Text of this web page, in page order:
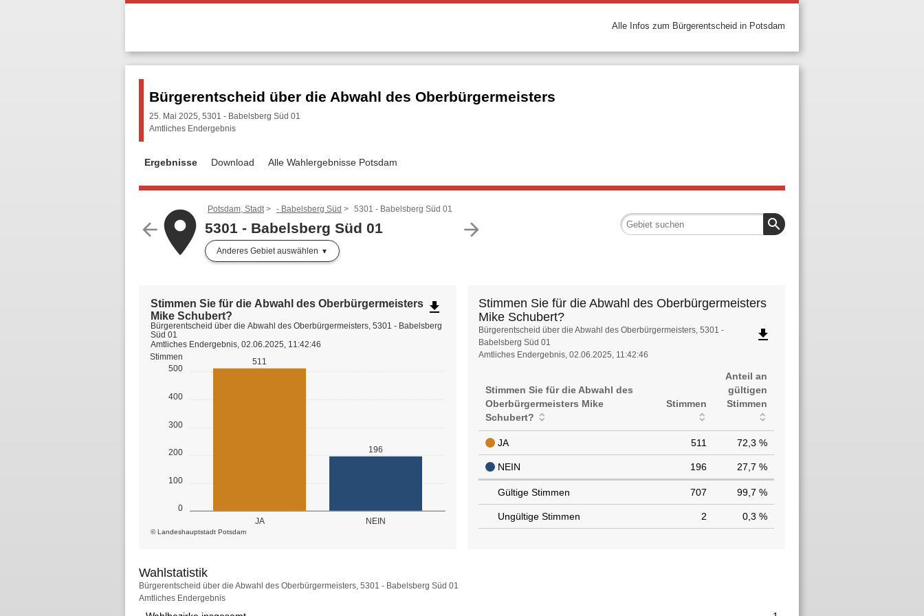
Alle Infos zum Bürgerentscheid in Potsdam
Bürgerentscheid über die Abwahl des Oberbürgermeisters
25. Mai 2025, 5301 - Babelsberg Süd 01
Amtliches Endergebnis
Ergebnisse Download Alle Wahlergebnisse Potsdam
arrow_back arrow_forward
placePotsdam, Stadt - Babelsberg Süd 5301 - Babelsberg Süd 01
5301 - Babelsberg Süd 01
Anderes Gebiet auswählen
search
0
100
200
300
400
500
Stimmen
JA NEIN
511
196
© Landeshauptstadt Potsdam
Stimmen Sie für die Abwahl des Oberbürgermeisters
Mike Schubert?
Bürgerentscheid über die Abwahl des Oberbürgermeisters, 5301 - Babelsberg
Süd 01
Amtliches Endergebnis, 02.06.2025, 11:42:46
file_download
Stimmen Sie für die Abwahl des Oberbürgermeisters
Mike Schubert?
Stimmen
Sie
für
Abwahl
des
Oberbürgermeisters
Schubert?
Bürgerentscheid über die Abwahl des Oberbürgermeisters, 5301 -
Babelsberg Süd 01
Amtliches Endergebnis, 02.06.2025, 11:42:46
file_download
Stimmen Sie für die Abwahl des
Oberbürgermeisters Mike
Schubert?
Stimmen
Anteil an
gültigen
Stimmen
JA 511 72,3 %
NEIN 196 27,7 %
Gültige Stimmen 707 99,7 %
Ungültige Stimmen 2 0,3 %
Wahlstatistik
Wahlstatistik
Bürgerentscheid über die Abwahl des Oberbürgermeisters, 5301 - Babelsberg Süd 01
Amtliches Endergebnis